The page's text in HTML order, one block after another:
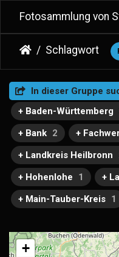
Fotosammlung von
Schlagwort
In dieser Gruppe
+ Baden-Württemberg
+ Bank 2 +
+ Landkreis Heilbronn
+ Hohenlohe
1 +
+ Main-Tauber-Kreis 1
+